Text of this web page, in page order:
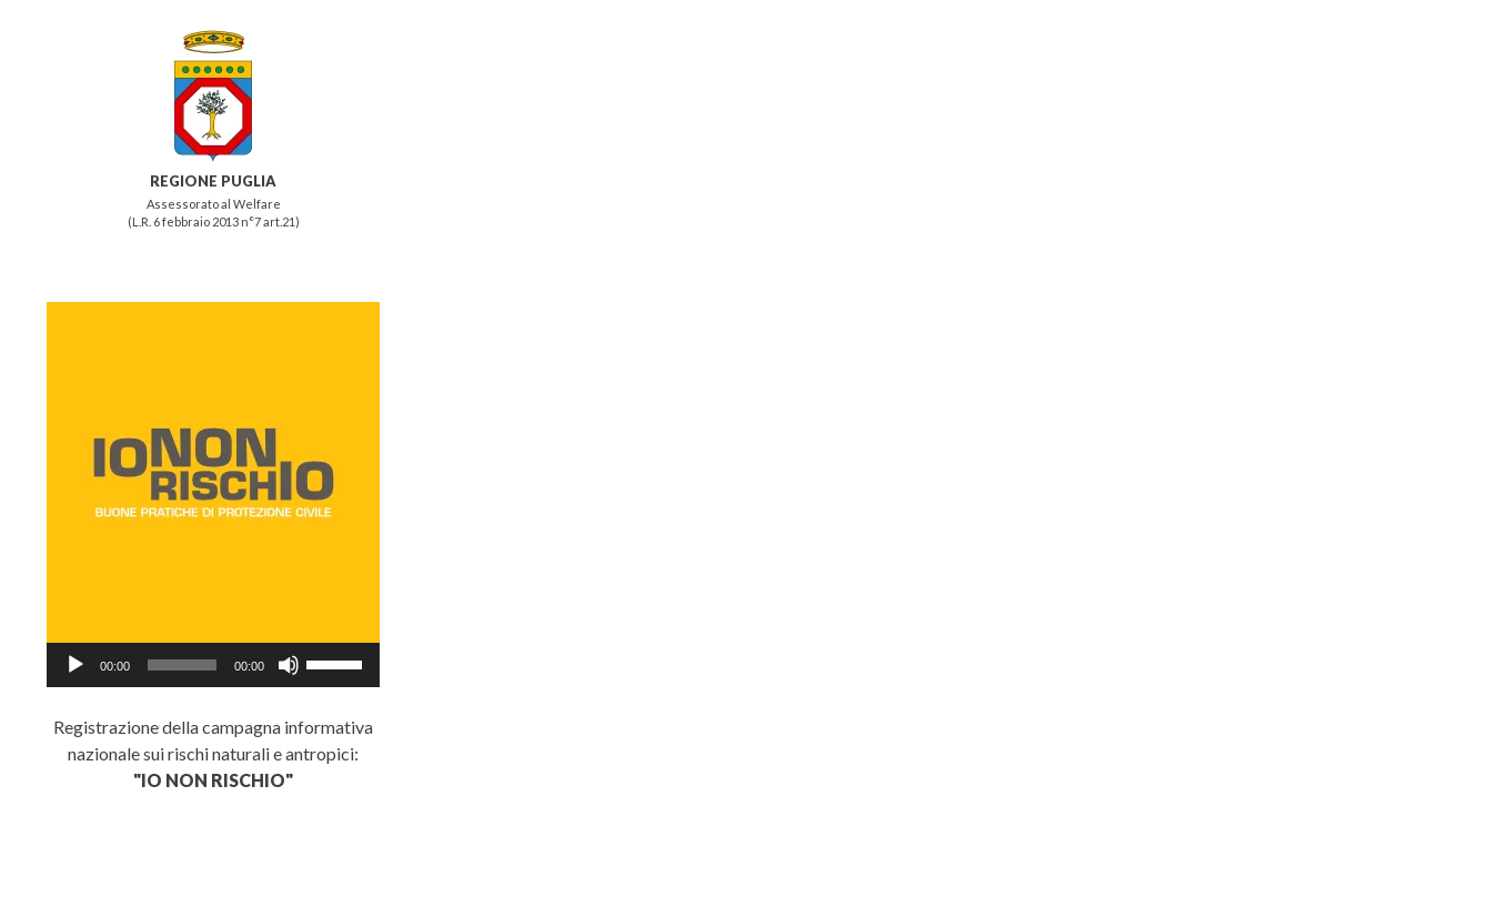
REGIONE PUGLIA
Assessorato al Welfare
(L.R. 6 febbraio 2013 n°7 art.21)
Audio
00:00 00:00
freccia
su/giù
Registrazione della campagna informativa
nazionale sui rischi naturali e antropici:
"IO NON RISCHIO"